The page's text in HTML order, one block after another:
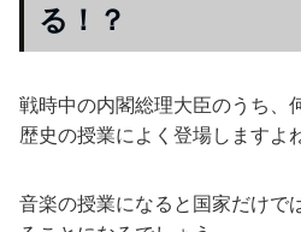
る！？
戦時中の内閣総理大臣のうち、
歴史の授業によく登場しますよ
音楽の授業になると国家だけで